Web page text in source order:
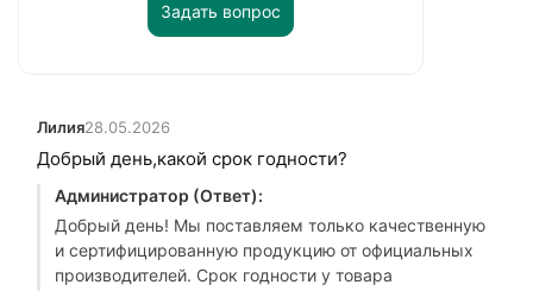
Задать вопрос
Лилия28.05.2026
Добрый день,какой срок годности?
Администратор (Ответ):
Добрый день! Мы поставляем только качественную
и сертифицированную продукцию от официальных
производителей. Срок годности у товара